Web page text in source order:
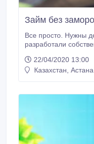
Займ без
Все просто. Нужны
разработали
течение суток. Здесь вас
без риска. Для
22/04/2020 13:00
Казахстан, Астана